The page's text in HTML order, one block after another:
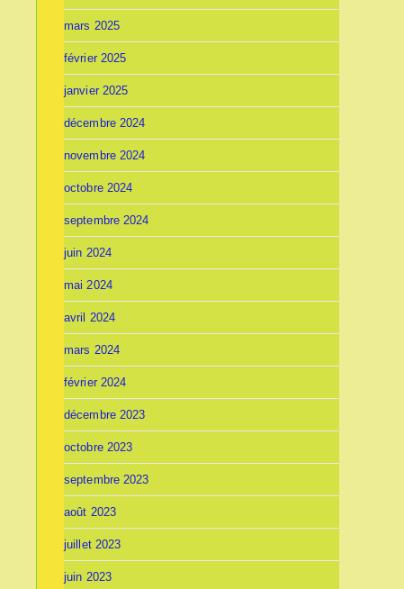
mars 2025
février 2025
janvier 2025
décembre 2024
novembre 2024
octobre 2024
septembre 2024
juin 2024
mai 2024
avril 2024
mars 2024
février 2024
décembre 2023
octobre 2023
septembre 2023
août 2023
juillet 2023
juin 2023